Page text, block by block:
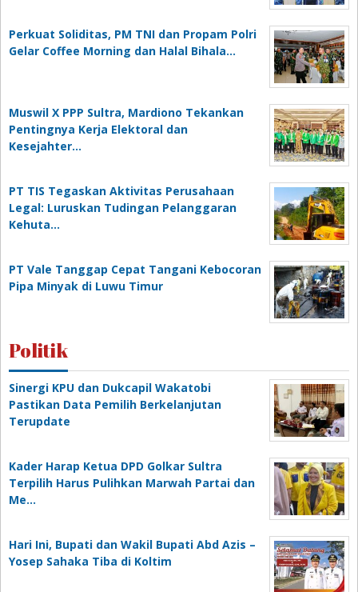
Perkuat Soliditas, PM TNI dan Propam Polri
Gelar Coffee Morning dan Halal Bihala…
Muswil X PPP Sultra, Mardiono Tekankan
Pentingnya Kerja Elektoral dan
Kesejahter…
PT TIS Tegaskan Aktivitas Perusahaan
Legal: Luruskan Tudingan Pelanggaran
Kehuta…
PT Vale Tanggap Cepat Tangani Kebocoran
Pipa Minyak di Luwu Timur
Politik
Sinergi KPU dan Dukcapil Wakatobi
Pastikan Data Pemilih Berkelanjutan
Terupdate
Kader Harap Ketua DPD Golkar Sultra
Terpilih Harus Pulihkan Marwah Partai dan
Me…
Hari Ini, Bupati dan Wakil Bupati Abd Azis –
Yosep Sahaka Tiba di Koltim